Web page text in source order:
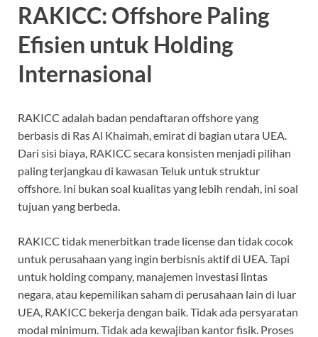
RAKICC: Offshore Paling
Efisien untuk Holding
Internasional
RAKICC adalah badan pendaftaran offshore yang
berbasis di Ras Al Khaimah, emirat di bagian utara UEA.
Dari sisi biaya, RAKICC secara konsisten menjadi pilihan
paling terjangkau di kawasan Teluk untuk struktur
offshore. Ini bukan soal kualitas yang lebih rendah, ini soal
tujuan yang berbeda.
RAKICC tidak menerbitkan trade license dan tidak cocok
untuk perusahaan yang ingin berbisnis aktif di UEA. Tapi
untuk holding company, manajemen investasi lintas
negara, atau kepemilikan saham di perusahaan lain di luar
UEA, RAKICC bekerja dengan baik. Tidak ada persyaratan
modal minimum. Tidak ada kewajiban kantor fisik. Proses